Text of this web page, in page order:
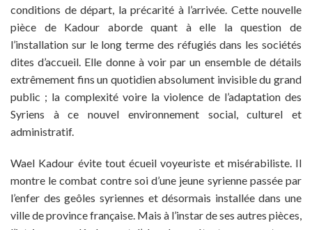
conditions de départ, la précarité à l’arrivée. Cette nouvelle
pièce de Kadour aborde quant à elle la question de
l’installation sur le long terme des réfugiés dans les sociétés
dites d’accueil. Elle donne à voir par un ensemble de détails
extrêmement fins un quotidien absolument invisible du grand
public ; la complexité voire la violence de l’adaptation des
Syriens à ce nouvel environnement social, culturel et
administratif.
Wael Kadour évite tout écueil voyeuriste et misérabiliste. Il
montre le combat contre soi d’une jeune syrienne passée par
l’enfer des geôles syriennes et désormais installée dans une
ville de province française. Mais à l’instar de ses autres pièces,